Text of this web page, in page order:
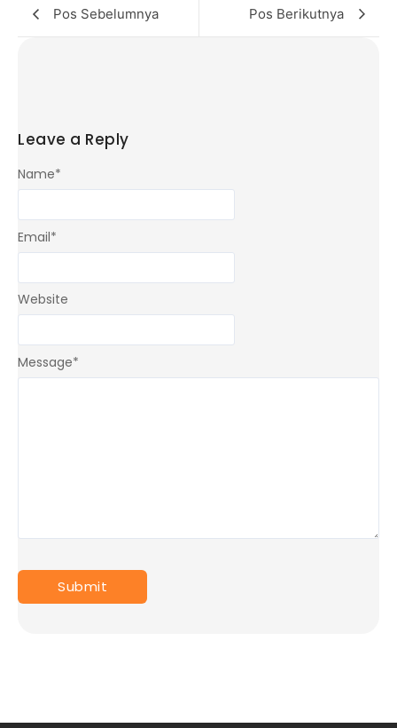
Pos Sebelumnya Pos Berikutnya
Leave a Reply
Message*
Name*
Email*
Website